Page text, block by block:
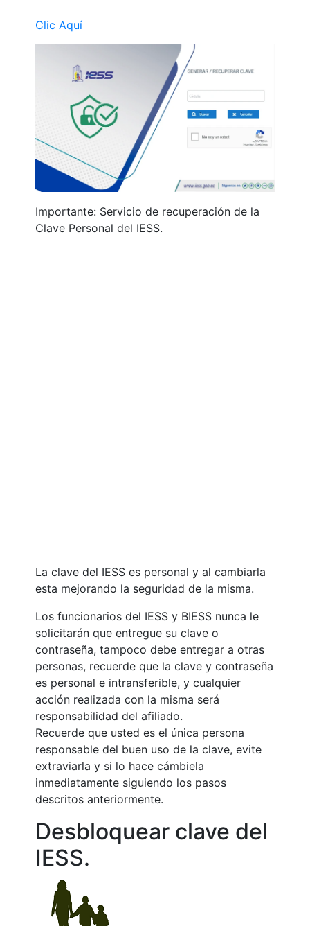
Clic Aquí
Importante: Servicio de recuperación de la
Clave Personal del IESS.
La clave del IESS es personal y al cambiarla
esta mejorando la seguridad de la misma.
Los funcionarios del IESS y BIESS nunca le
solicitarán que entregue su clave o
contraseña, tampoco debe entregar a otras
personas, recuerde que la clave y contraseña
es personal e intransferible, y cualquier
acción realizada con la misma será
responsabilidad del afiliado.
Recuerde que usted es el única persona
responsable del buen uso de la clave, evite
extraviarla y si lo hace cámbiela
inmediatamente siguiendo los pasos
descritos anteriormente.
Desbloquear clave del
IESS.